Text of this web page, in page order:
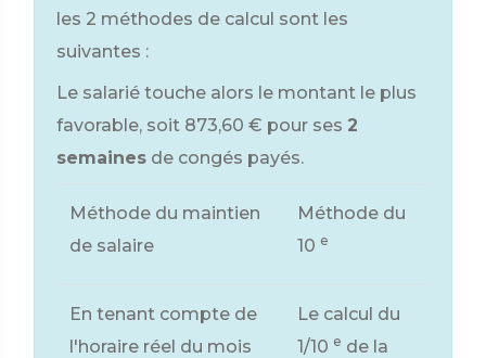
les 2 méthodes de calcul sont les
suivantes :
Le salarié touche alors le montant le plus
favorable, soit 873,60 € pour ses 2
semaines de congés payés.
Méthode du maintien
de salaire
Méthode du
10 e
En tenant compte de
l'horaire réel du mois
Le calcul du
1/10 e de la